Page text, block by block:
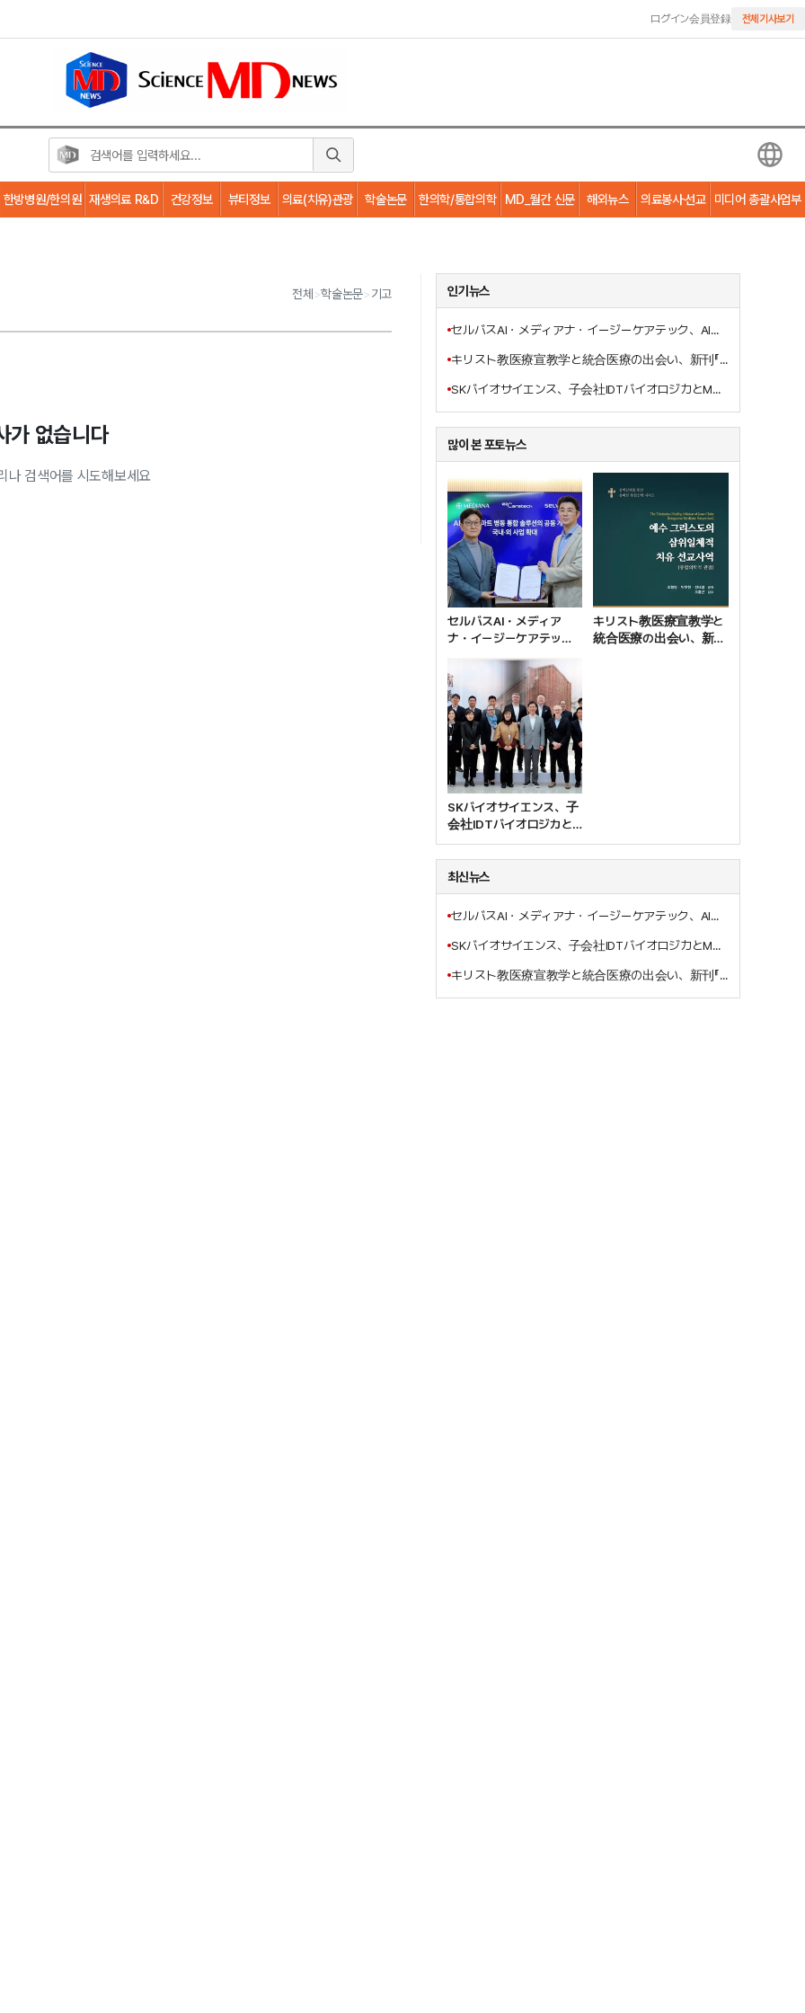
ログイン会員登録 전체기사보기
한방병원/한의원 재생의료 R&D 건강정보 뷰티정보 의료(치유)관광 학술논문 한의학/통합의학 MD_월간 신문 해외뉴스 의료봉사·선교 미디어 총괄사업부
전체 >학술논문>기고
가 없습니다
나 검색어를 시도해보세요
인기뉴스
セルバスAI・メディアナ・イージーケアテック、AI基盤のスマート病棟ソリューション共同開発で“握手”
キリスト教医療宣教学と統合医療の出会い、新刊『イエス・キリストの三位一体的癒しの宣教の働き』刊行
SKバイオサイエンス、子会社IDTバイオロジカとMSDのエボラワクチン受託生産契約を締結
많이 본 포토뉴스
セルバスAI・メディア
ナ・イージーケアテッ
ク、AI基盤のスマート病
棟ソリューション共同開
発で“握手”
キリスト教医療宣教学と
統合医療の出会い、新刊
SKバイオサイエンス、子
会社IDTバイオロジカと
MSDのエボラワクチン受
託生産契約を締結
최신뉴스
セルバスAI・メディアナ・イージーケアテック、AI基盤のスマート病棟ソリューション共同開発で“握手”
SKバイオサイエンス、子会社IDTバイオロジカとMSDのエボラワクチン受託生産契約を締結
キリスト教医療宣教学と統合医療の出会い、新刊『イエス・キリストの三位一体的癒しの宣教の働き』刊行